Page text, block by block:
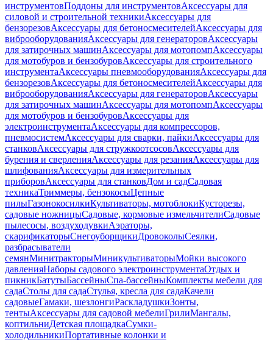
инструментовПоддоны для инструментовАксессуары для
силовой и строительной техникиАксессуары для
бензорезовАксессуары для бетоносмесителейАксессуары для
виброоборудованияАксессуары для генераторовАксессуары
для затирочных машинАксессуары для мотопомпАксессуары
для мотобуров и бензобуровАксессуары для строительного
инструментаАксессуары пневмооборудованияАксессуары для
бензорезовАксессуары для бетоносмесителейАксессуары для
виброоборудованияАксессуары для генераторовАксессуары
для затирочных машинАксессуары для мотопомпАксессуары
для мотобуров и бензобуровАксессуары для
электроинструментаАксессуары для компрессоров,
пневмосистемАксессуары для сварки, пайкиАксессуары для
станковАксессуары для стружкоотсосовАксессуары для
бурения и сверленияАксессуары для резанияАксессуары для
шлифованияАксессуары для измерительных
приборовАксессуары для станковДом и садСадовая
техникаТриммеры, бензокосыЦепные
пилыГазонокосилкиКультиваторы, мотоблокиКусторезы,
садовые ножницыСадовые, кормовые измельчителиСадовые
пылесосы, воздуходувкиАэраторы,
скарификаторыСнегоуборщикиДровоколыСеялки,
разбрасыватели
семянМинитракторыМиникультиваторыМойки высокого
давленияНаборы садового электроинструментаОтдых и
пикникБатутыБассейныСпа-бассейныКомплекты мебели для
садаСтолы для садаСтулья, кресла для садаКачели
садовыеГамаки, шезлонгиРаскладушкиЗонты,
тентыАксессуары для садовой мебелиГрилиМангалы,
коптильниДетская площадкаСумки-
холодильникиПортативные колонки и